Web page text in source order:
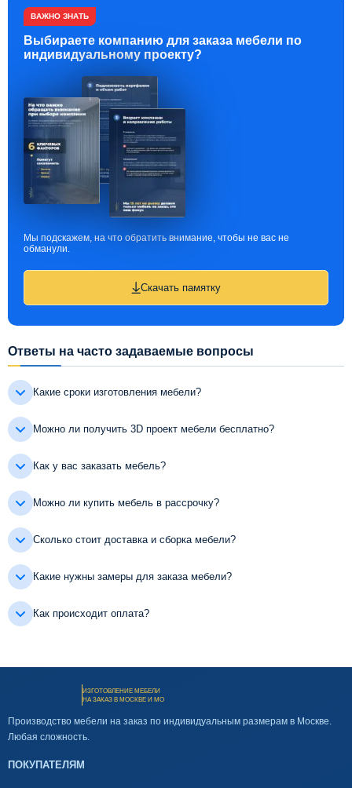
ВАЖНО ЗНАТЬ
Выбираете компанию для заказа мебели по
индивидуальному проекту?
Мы подскажем, на что обратить внимание, чтобы не вас не
обманули.
Скачать памятку
Ответы на часто задаваемые вопросы
Какие сроки изготовления мебели?
Можно ли получить 3D проект мебели бесплатно?
Как у вас заказать мебель?
Можно ли купить мебель в рассрочку?
Сколько стоит доставка и сборка мебели?
Какие нужны замеры для заказа мебели?
Как происходит оплата?
ИЗГОТОВЛЕНИЕ МЕБЕЛИ
НА ЗАКАЗ В МОСКВЕ И МО
Производство мебели на заказ по индивидуальным размерам в Москве.
Любая сложность.
ПОКУПАТЕЛЯМ